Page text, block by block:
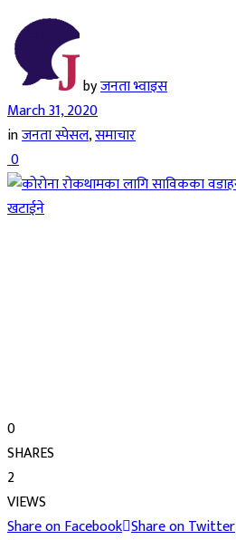
byजनता भ्वाइस
March 31, 2020
inजनता स्पेसल,समाचार
0
0
SHARES
2
VIEWS
Share on Facebook Share on Twitter